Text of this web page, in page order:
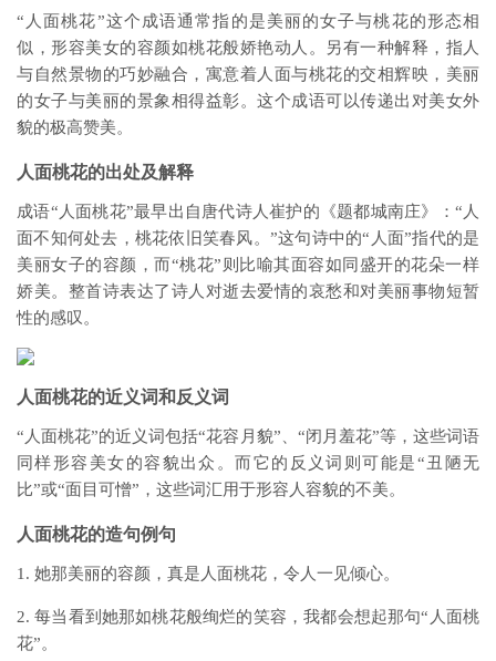
“人面桃花”这个成语通常指的是美丽的女子与桃花的形态相
似，形容美女的容颜如桃花般娇艳动人。另有一种解释，指人
与自然景物的巧妙融合，寓意着人面与桃花的交相辉映，美丽
的女子与美丽的景象相得益彰。这个成语可以传递出对美女外
貌的极高赞美。
人面桃花的出处及解释
成语“人面桃花”最早出自唐代诗人崔护的《题都城南庄》：“人
面不知何处去，桃花依旧笑春风。”这句诗中的“人面”指代的是
美丽女子的容颜，而“桃花”则比喻其面容如同盛开的花朵一样
娇美。整首诗表达了诗人对逝去爱情的哀愁和对美丽事物短暂
性的感叹。
人面桃花的近义词和反义词
“人面桃花”的近义词包括“花容月貌”、“闭月羞花”等，这些词语
同样形容美女的容貌出众。而它的反义词则可能是“丑陋无
比”或“面目可憎”，这些词汇用于形容人容貌的不美。
人面桃花的造句例句
1. 她那美丽的容颜，真是人面桃花，令人一见倾心。
2. 每当看到她那如桃花般绚烂的笑容，我都会想起那句“人面桃
花”。